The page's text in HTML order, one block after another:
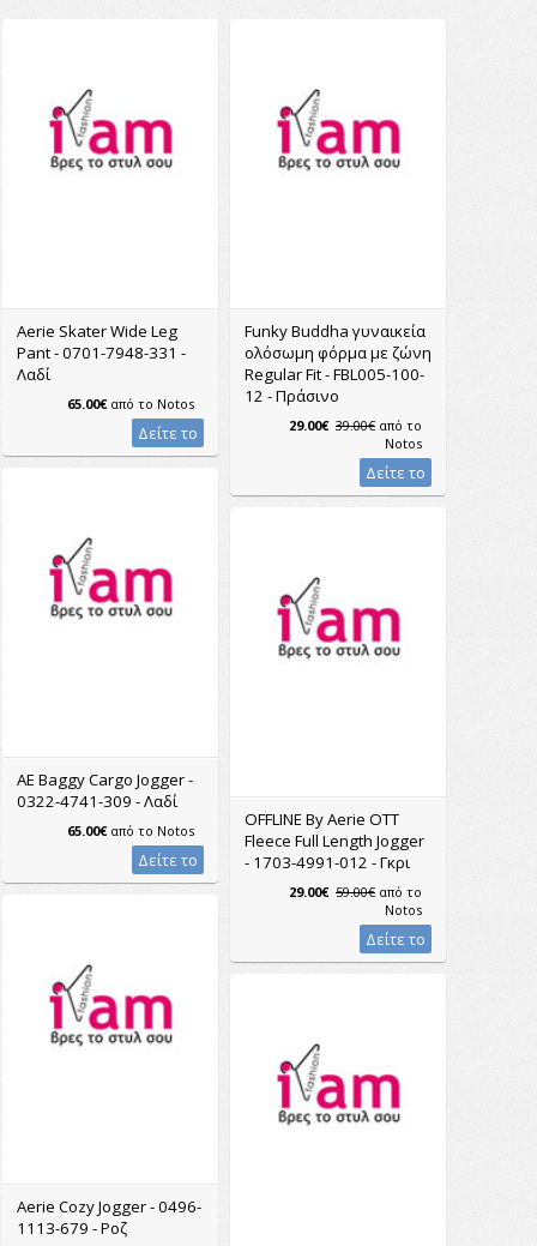
Aerie Skater Wide Leg
Pant - 0701-7948-331 -
Λαδί
65.00€από το Notos
Δείτε το
Funky Buddha γυναικεία
ολόσωμη φόρμα με ζώνη
Regular Fit - FBL005-100-
12 - Πράσινο
29.00€ 39.00€ από το
Notos
Δείτε το
AE Baggy Cargo Jogger -
0322-4741-309 - Λαδί
65.00€από το Notos
Δείτε το
OFFLINE By Aerie OTT
Fleece Full Length Jogger
- 1703-4991-012 - Γκρι
29.00€ 59.00€ από το
Notos
Δείτε το
Aerie Cozy Jogger - 0496-
1113-679 - Ροζ